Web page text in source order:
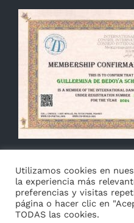
© Copyright 2014 -
Utilizamos cookies en
la experiencia más
preferencias y visitas
página o hacer clic en
TODAS las cookies.